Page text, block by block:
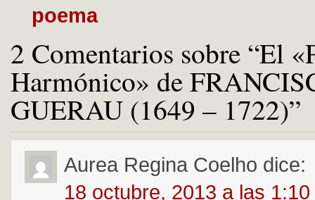
poema
2 Comentarios sobre “El
Harmónico» de
GUERAU (1649 – 1722)”
Aurea Regina Coelho dice:
18 octubre, 2013 a las 1:10